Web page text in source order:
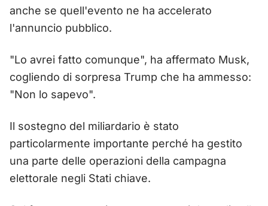
anche se quell'evento ne ha accelerato
l'annuncio pubblico.
"Lo avrei fatto comunque", ha affermato Musk,
cogliendo di sorpresa Trump che ha ammesso:
"Non lo sapevo".
Il sostegno del miliardario è stato
particolarmente importante perché ha gestito
una parte delle operazioni della campagna
elettorale negli Stati chiave.